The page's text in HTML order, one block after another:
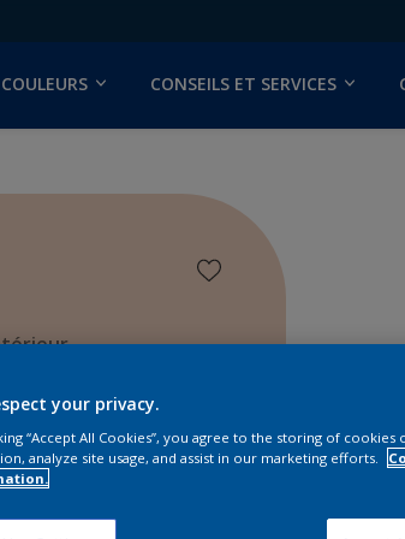
COULEURS CONSEILS ET SERVICES
your privacy.
“Accept All Cookies”, you agree to the storing of
analyze site usage, and assist in our marketing efforts.